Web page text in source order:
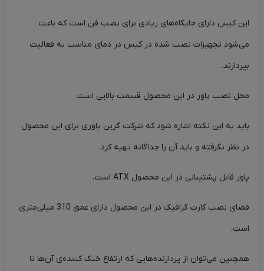
این کیس دارای جایگاه‌های زیادی برای نصب فن است که باعث
می‌شود تجهیزات نصب شده در کیس در دمای مناسب به فعالیت
بپردازند.
محل نصب پاور در این محصول قسمت بالایی است.
باید به این نکته اشاره شود که شرکت گرین پاوری برای این محصول
در نظر نگرفته و باید آن را جداگانه تهیه کرد.
پاور قابل پشتیبانی در این محصول ATX است.
فضای نصب کارت گرافیک در این محصول دارای عمق 310 میلی‌متری
است.
همچنین می‌توان از پردازنده‌هایی که ارتفاع خنک کننده‌ی آن‌ها تا